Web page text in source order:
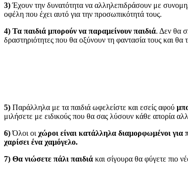
3)Έχουν την δυνατότητα να αλληλεπιδράσουν με
οφέλη που έχει αυτό για την προσωπικότητά τους.
4) Τα παιδιά μπορούν να παραμείνουν παιδιά. Δεν θα
δραστηριότητες που θα οξύνουν τη φαντασία τους και
5) Παράλληλα με τα παιδιά ωφελείστε και εσείς αφού
μιλήσετε με ειδικούς που θα σας λύσουν κάθε απορία
6)Όλοι οι χώροι είναι κατάλληλα διαμορφωμένοι για
χαρίσει ένα χαμόγελο.
7) Θα νιώσετε πάλι παιδιά και σίγουρα θα φύγετε πιο